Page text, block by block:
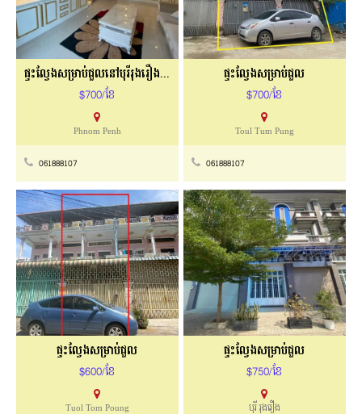
ផ្ទះល្វែងសម្រាប់ជួលនៅបុរីរុងរឿងខុនដូរ
$700/ខែ
Phnom Penh
061888107
ផ្ទះល្វែងសម្រាប់ជួល
$700/ខែ
Toul Tum Pung
061888107
ផ្ទះល្វែងសម្រាប់ជួល
$600/ខែ
Tuol Tom Poung
ផ្ទះល្វែងសម្រាប់ជួល
$750/ខែ
បុរី រុងរឿង